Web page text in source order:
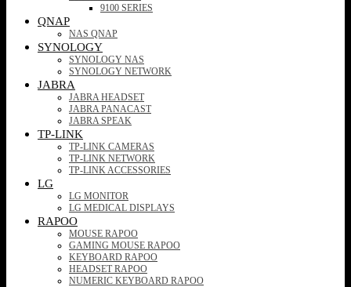
9100 SERIES
QNAP
NAS QNAP
SYNOLOGY
SYNOLOGY NAS
SYNOLOGY NETWORK
JABRA
JABRA HEADSET
JABRA PANACAST
JABRA SPEAK
TP-LINK
TP-LINK CAMERAS
TP-LINK NETWORK
TP-LINK ACCESSORIES
LG
LG MONITOR
LG MEDICAL DISPLAYS
RAPOO
MOUSE RAPOO
GAMING MOUSE RAPOO
KEYBOARD RAPOO
HEADSET RAPOO
NUMERIC KEYBOARD RAPOO